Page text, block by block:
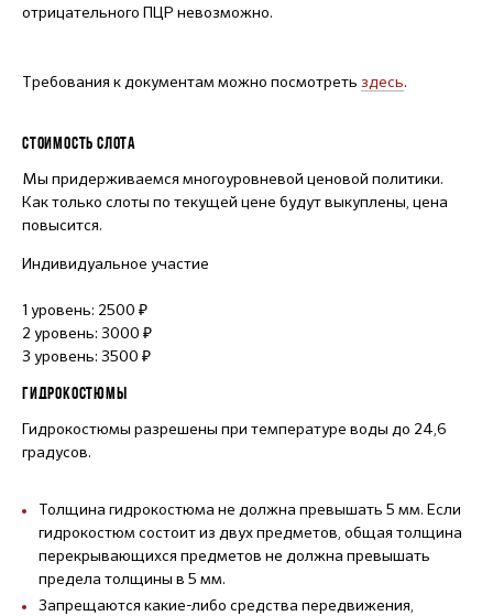
отрицательного ПЦР невозможно.
Требования к документам можно посмотреть здесь.
СТОИМОСТЬ СЛОТА
Мы придерживаемся многоуровневой ценовой политики.
Как только слоты по текущей цене будут выкуплены, цена
повысится.
Индивидуальное участие
1 уровень: 2500 ₽
2 уровень: 3000 ₽
3 уровень: 3500 ₽
ГИДРОКОСТЮМЫ
Гидрокостюмы разрешены при температуре воды до 24,6
градусов.
Толщина гидрокостюма не должна превышать 5 мм. Если
гидрокостюм состоит из двух предметов, общая толщина
перекрывающихся предметов не должна превышать
предела толщины в 5 мм.
Запрещаются какие-либо средства передвижения,